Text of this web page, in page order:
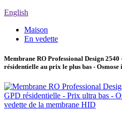
English
Maison
En vedette
Membrane RO Professional Design
résidentielle au prix le plus bas -